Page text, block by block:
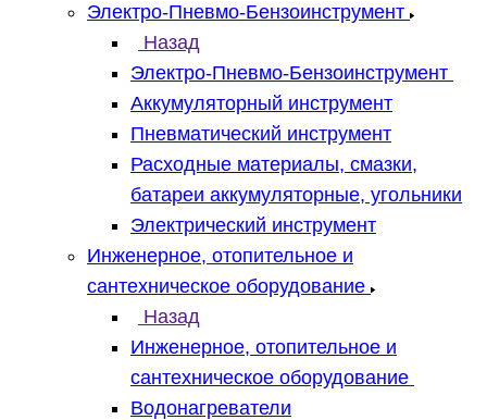
Электро-Пневмо-Бензоинструмент
Назад
Электро-Пневмо-Бензоинструмент
Аккумуляторный инструмент
Пневматический инструмент
Расходные материалы, смазки,
батареи аккумуляторные, угольники
Электрический инструмент
Инженерное, отопительное и
сантехническое оборудование
Назад
Инженерное, отопительное и
сантехническое оборудование
Водонагреватели